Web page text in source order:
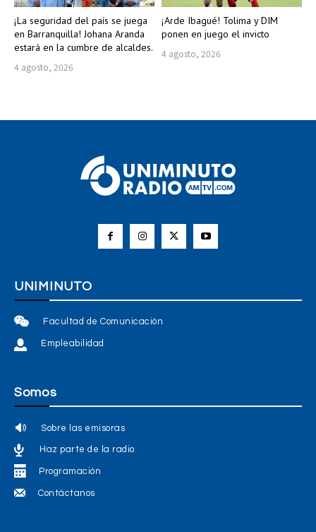
¡La seguridad del país se juega
en Barranquilla! Johana Aranda
estará en la cumbre de alcaldes.
4 agosto, 2026
¡Arde Ibagué! Tolima y DIM
ponen en juego el invicto
4 agosto, 2026
UNIMINUTO
Facultad de Comunicación
Empleabilidad
Somos
Sobre las emisoras
Haz parte de la radio
Programación
Contáctanos